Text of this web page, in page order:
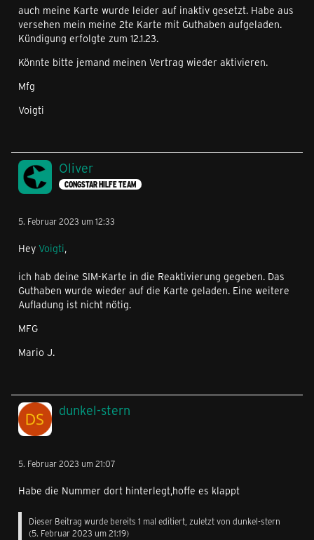
auch meine Karte wurde leider auf inaktiv gesetzt. Habe aus
versehen mein meine 2te Karte mit Guthaben aufgeladen.
Kündigung erfolgte zum 12.1.23.
Könnte bitte jemand meinen Vertrag wieder aktivieren.
Mfg
Voigti
Oliver
CONGSTAR HILFE TEAM
5. Februar 2023 um 12:33
Hey Voigti,
ich hab deine SIM-Karte in die Reaktivierung gegeben. Das
Guthaben wurde wieder auf die Karte geladen. Eine weitere
Aufladung ist nicht nötig.
MFG
Mario J.
dunkel-stern
5. Februar 2023 um 21:07
Habe die Nummer dort hinterlegt,hoffe es klappt
Dieser Beitrag wurde bereits 1 mal editiert, zuletzt von dunkel-stern
(5. Februar 2023 um 21:19)